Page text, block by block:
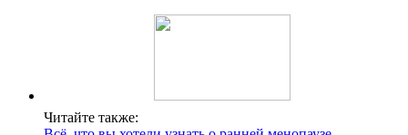
Читайте также: